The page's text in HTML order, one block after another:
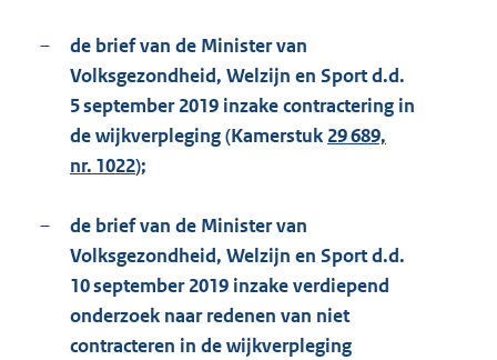
–
de brief van de Minister van
Volksgezondheid, Welzijn en Sport d.d.
5 september 2019 inzake contractering in
de wijkverpleging (Kamerstuk 29 689,
nr. 1022);
–
de brief van de Minister van
Volksgezondheid, Welzijn en Sport d.d.
10 september 2019 inzake verdiepend
onderzoek naar redenen van niet
contracteren in de wijkverpleging